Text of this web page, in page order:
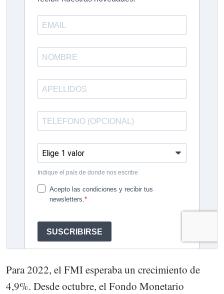
Para 2022, el FMI esperaba un crecimiento de
4,9%. Desde octubre, el Fondo Monetario